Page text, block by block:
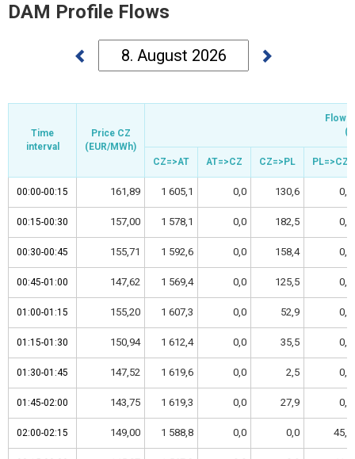
DAM Profile Flows
Time
interval
Price CZ
(EUR/MWh)
Flow -
CZ=>AT AT=>CZ CZ=>PL PL=>CZ
00:00-00:15 161,89 1 605,1 0,0 130,6 0,0
00:15-00:30 157,00 1 578,1 0,0 182,5 0,0
00:30-00:45 155,71 1 592,6 0,0 158,4 0,0
00:45-01:00 147,62 1 569,4 0,0 125,5 0,0
01:00-01:15 155,20 1 607,3 0,0 52,9 0,0
01:15-01:30 150,94 1 612,4 0,0 35,5 0,0
01:30-01:45 147,52 1 619,6 0,0 2,5 0,0
01:45-02:00 143,75 1 619,3 0,0 27,9 0,0
02:00-02:15 149,00 1 588,8 0,0 0,0 45,1
Time
interval
00:00-00:15
00:15-00:30
00:30-00:45
00:45-01:00
01:00-01:15
01:15-01:30
01:30-01:45
01:45-02:00
02:00-02:15
Time
interval
Time
interval
Price CZ
(EUR/MWh)
Flow -
CZ=>AT AT=>CZ CZ=>PL PL=>CZ